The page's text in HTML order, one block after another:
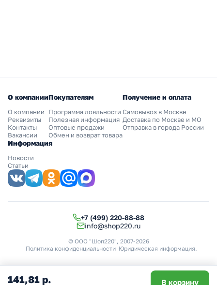
141,81 р. В корзину
О компании
О компании
Реквизиты
Контакты
Вакансии
Покупателям
Программа лояльности
Полезная информация
Оптовые продажи
Обмен и возврат товара
Получение и оплата
Самовывоз в Москве
Доставка по Москве и МО
Отправка в города России
Информация
Новости
Статьи
+7 (499) 220-88-88
info@shop220.ru
© ООО "Шоп220", 2007-2026
Политика конфиденциальности Юридическая информация.